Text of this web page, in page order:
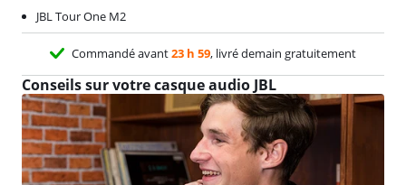
JBL Tour One M2
Commandé avant23 h 59, livré demain gratuitement
Conseils sur votre casque audio JBL